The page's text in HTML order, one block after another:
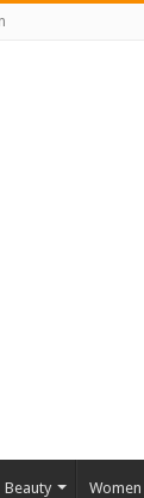
Beauty Women